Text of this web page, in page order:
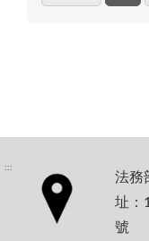
:::
法務
址：
號